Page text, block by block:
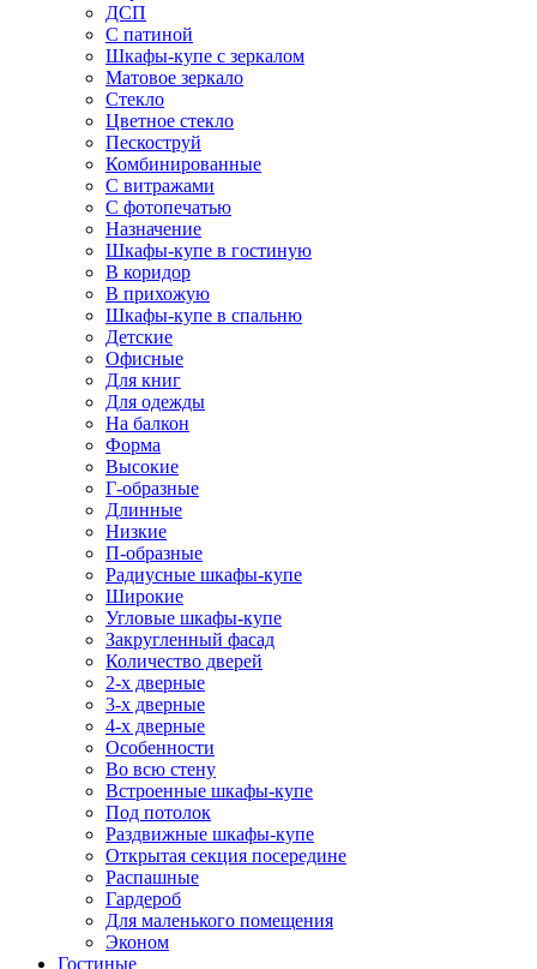
ДСП
С патиной
Шкафы-купе с зеркалом
Матовое зеркало
Стекло
Цветное стекло
Пескоструй
Комбинированные
С витражами
С фотопечатью
Назначение
Шкафы-купе в гостиную
В коридор
В прихожую
Шкафы-купе в спальню
Детские
Офисные
Для книг
Для одежды
На балкон
Форма
Высокие
Г-образные
Длинные
Низкие
П-образные
Радиусные шкафы-купе
Широкие
Угловые шкафы-купе
Закругленный фасад
Количество дверей
2-х дверные
3-х дверные
4-х дверные
Особенности
Во всю стену
Встроенные шкафы-купе
Под потолок
Раздвижные шкафы-купе
Открытая секция посередине
Распашные
Гардероб
Для маленького помещения
Эконом
Гостиные